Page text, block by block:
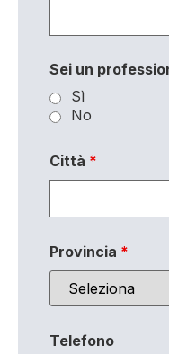
Sei un
Sì
No
Città *
Provincia *
Telefono